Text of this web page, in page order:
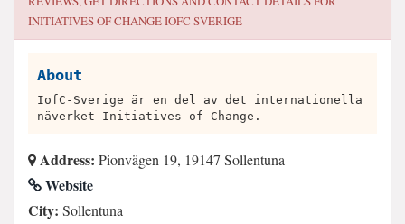
INITIATIVES OF CHANGE IOFC SVERIGE
About
IofC-Sverige är en del av det internationella
näverket Initiatives of Change.
Address: Pionvägen 19, 19147 Sollentuna
Website
City: Sollentuna